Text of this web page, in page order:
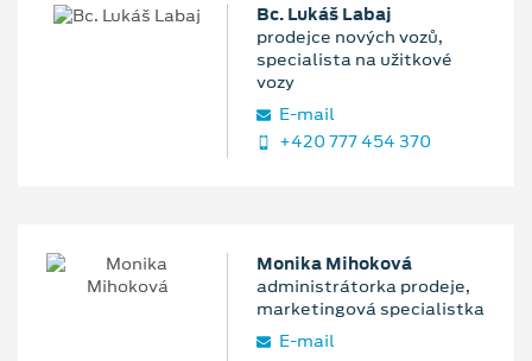
Bc. Lukáš Labaj
prodejce nových vozů,
specialista na užitkové
vozy
E‑mail
+420 777 454 370
Monika Mihoková
administrátorka prodeje,
marketingová specialistka
E‑mail